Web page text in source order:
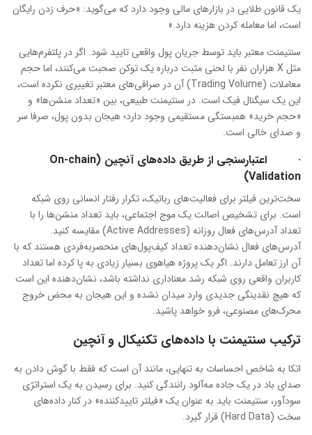
یک قانون طلایی در بازارهای مالی وجود دارد که می‌گوید: «حرف زدن رایگان
است، اما معامله کردن هزینه دارد.»
سنتیمنت معتبر باید توسط جریان پول واقعی تایید شود. اگر در پلتفرم‌هایی
مثل X هزاران نفر با لحنی مثبت درباره یک توکن صحبت می‌کنند، اما حجم
معاملات (Trading Volume) آن در صرافی‌های معتبر تغییری نکرده است،
این یک سیگنال فیک است. در سنتیمنت طبیعی، بین «تعداد منشن‌ها» و
«حجم خرید» همبستگی مستقیمی وجود دارد؛ هیجان بدون پول، صرفا سر
و صدای خالی است.
· اعتبار‌سنجی از طریق داده‌های آنچین (On-chain
Validation)
سخت‌ترین فیلتر برای فعالیت‌های رباتیک، تکرار رفتار انسانی روی شبکه
است. برای تشخیص اصالت یک موج اجتماعی، باید تعداد منشن‌ها را با
تعداد آدرس‌های فعال روزانه (Active Addresses) مقایسه کنید.
آدرس‌های فعال نشان‌دهنده تعداد کیف‌پول‌های منحصربه‌فردی هستند که با
آن ارز تعامل دارند. اگر یک پروژه هیاهوی بسیار زیادی به پا کرده اما تعداد
کاربران واقعی روی شبکه رشد معناداری نداشته باشد، نشان‌دهنده این است
که هیچ نقدینگی جدیدی وارد میدان نشده و این هیجان به محض خروج
محرک‌های مصنوعی، فرو خواهد پاشید.
ترکیب سنتیمنت با داده‌های تکنیکال و آنچین
اتکا به شاخص احساسات به تنهایی، مانند آن است که فقط با گوش دادن به
صدای باد در یک جاده مه‌آلود رانندگی کنید. برای رسیدن به یک استراتژی
سودآور، سنتیمنت باید به عنوان یک «فیلتر تاییدکننده» در کنار داده‌های
سخت (Hard Data) قرار گیرد.